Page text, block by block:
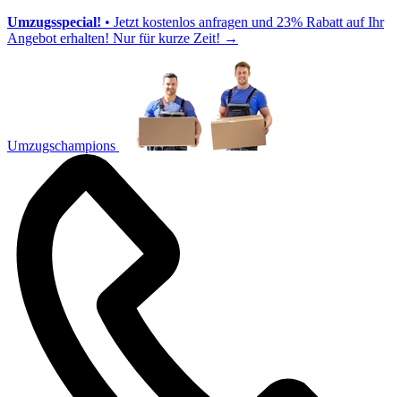
Umzugsspecial! • Jetzt kostenlos anfragen und 23% Rabatt auf Ihr
Angebot erhalten! Nur für kurze Zeit! →
Umzugschampions